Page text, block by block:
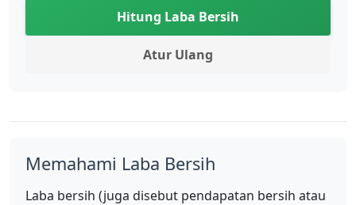
Hitung Laba Bersih
Atur Ulang
Memahami Laba Bersih
Laba bersih (juga disebut pendapatan bersih atau